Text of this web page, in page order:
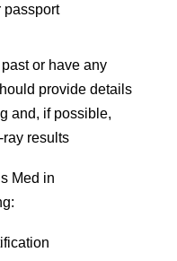
passport
or have any
provide details
and, if possible,
results
Med in